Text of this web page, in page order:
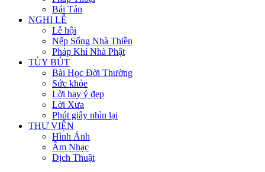
Bái Tán
NGHI LỄ
Lễ hội
Nếp Sống Nhà Thiền
Pháp Khí Nhà Phật
TÙY BÚT
Bài Học Đời Thường
Sức khỏe
Lời hay ý đẹp
Lời Xưa
Phút giây nhìn lại
THƯ VIỆN
Hình Ảnh
Âm Nhạc
Dịch Thuật